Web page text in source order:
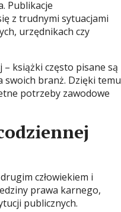
Publikacje
z trudnymi sytuacjami
urzędnikach czy
książki często pisane są
swoich branż. Dzięki temu
potrzeby zawodowe
człowiekiem i
prawa karnego,
publicznych.